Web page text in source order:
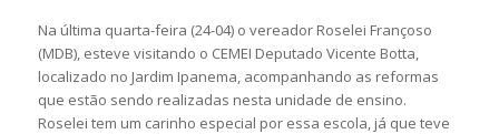
Na última quarta-feira (24-04) o vereador Roselei Françoso
(MDB), esteve visitando o CEMEI Deputado Vicente Botta,
localizado no Jardim Ipanema, acompanhando as reformas
que estão sendo realizadas nesta unidade de ensino.
Roselei tem um carinho especial por essa escola, já que teve